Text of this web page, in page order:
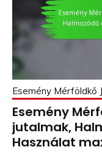
Esemény Mérföldkő
Esemény
jutalmak,
Használat